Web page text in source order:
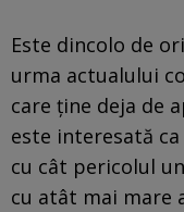
Este dincolo de
urma actualului
care ține deja de
este interesată
cu cât pericolul
cu atât mai mare